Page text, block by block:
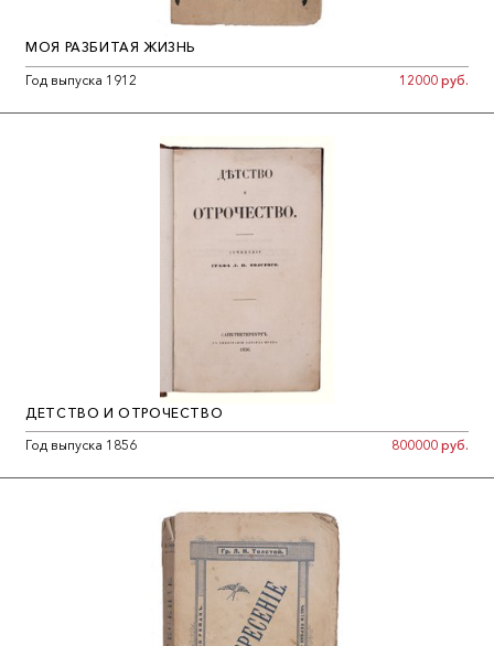
МОЯ РАЗБИТАЯ ЖИЗНЬ
Год выпуска 1912
12000 руб.
ДЕТСТВО И ОТРОЧЕСТВО
Год выпуска 1856
800000 руб.